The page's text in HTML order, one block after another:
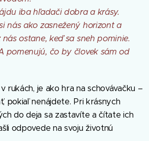
iba hľadači dobra a krásy.
nás ako zasnežený horizont a
ostane, keď sa sneh pominie.
pomenujú, čo by človek sám od
rukách, je ako hra na schovávačku –
pokiaľ nenájdete. Pri krásnych
do deja sa zastavíte a čítate ich
odpovede na svoju životnú